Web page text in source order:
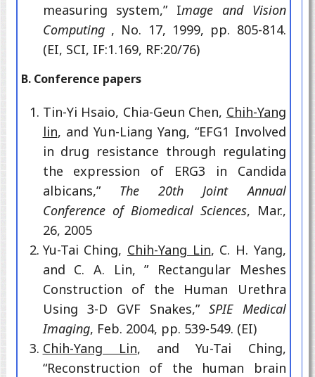
measuring system,” Image and Vision
Computing, No. 17, 1999, pp. 805-814.
(EI, SCI, IF:1.169, RF:20/76)
B. Conference papers
Tin-Yi Hsaio, Chia-Geun Chen, Chih-Yang
lin, and Yun-Liang Yang, “EFG1 Involved
in drug resistance through regulating
the expression of ERG3 in Candida
albicans,” The 20th Joint Annual
Conference of Biomedical Sciences, Mar.,
26, 2005
Yu-Tai Ching, Chih-Yang Lin, C. H. Yang,
and C. A. Lin, ” Rectangular Meshes
Construction of the Human Urethra
Using 3-D GVF Snakes,”SPIE Medical
Imaging, Feb. 2004, pp. 539-549. (EI)
Chih-Yang Lin, and Yu-Tai Ching,
“Reconstruction of the human brain